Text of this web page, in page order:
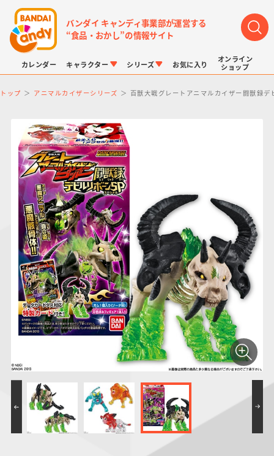
バンダイ キャンディ事業部が運営する
“食品・おかし”の情報サイト
カレンダー キャラクター
LINK TRAVELERS
仮面ライダーシリー
ズ
PROJECT R.E.D.・
スーパー戦隊シリー
ズ
プリキュアシリーズ
ガンダムシリーズ
ポケットモンスター
アンパンマン
サンリオキャラクタ
たまご
シリーズ
チョコボックス
キャラパキ
つりグミ
チョコサプ
にふぉるめーしょん
＆スクエアシール
SMPシリーズ
ポケモンスケールワ
ールド
お気に入り
オンライン
ショップ
トップ アニマルカイザーシリーズ 百獣大戦グレートアニマルカイザー闘獣録デ